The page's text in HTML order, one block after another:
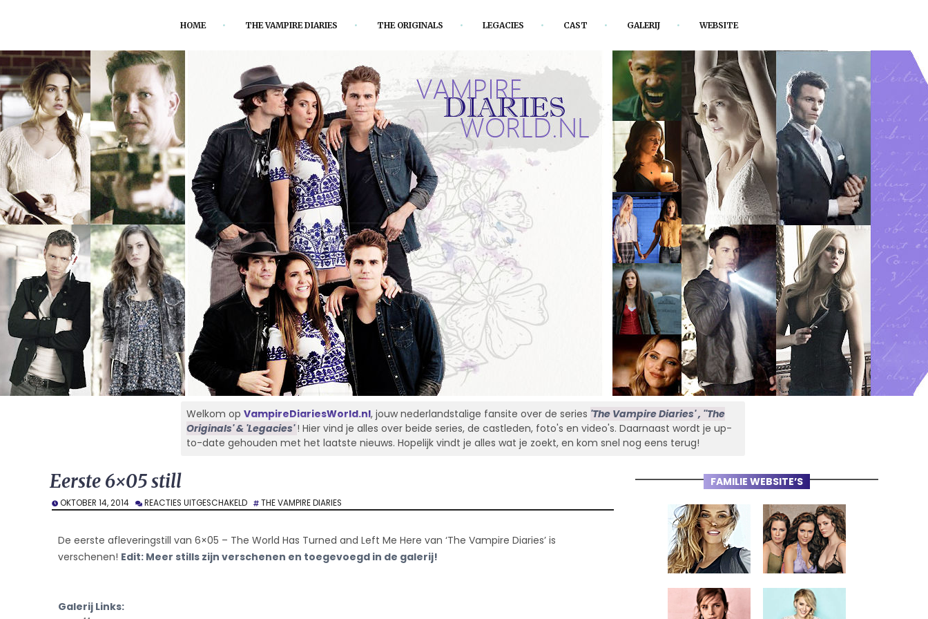
HOME THE VAMPIRE DIARIES THE ORIGINALS LEGACIES CAST GALERIJ WEBSITE
Welkom op VampireDiariesWorld.nl, jouw nederlandstalige fansite over de series 'The Vampire Diaries' , ''The
Originals' & 'Legacies'! Hier vind je alles over beide series, de castleden, foto's en video's. Daarnaast wordt je up-
to-date gehouden met het laatste nieuws. Hopelijk vindt je alles wat je zoekt, en kom snel nog eens terug!
FAMILIE WEBSITE’S
Eerste 6×05 still
OKTOBER 14, 2014 REACTIES UITGESCHAKELDVOOR
EERSTE
STILL
THE VAMPIRE DIARIES
De eerste afleveringstill van 6×05 – The World Has Turned and Left Me Here van ‘The Vampire Diaries’ is
verschenen! Edit: Meer stills zijn verschenen en toegevoegd in de galerij!
Galerij Links: